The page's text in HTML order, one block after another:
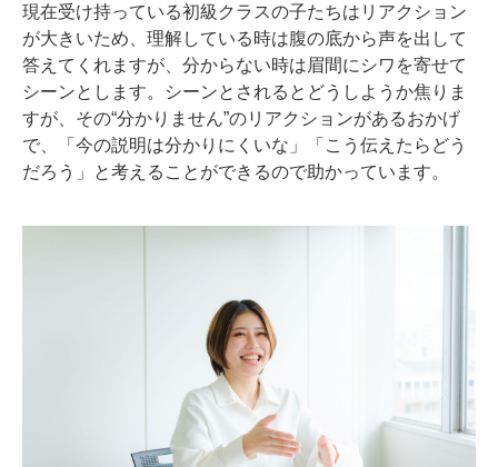
現在受け持っている初級クラスの子たちはリアクション
が大きいため、理解している時は腹の底から声を出して
答えてくれますが、分からない時は眉間にシワを寄せて
シーンとします。シーンとされるとどうしようか焦りま
すが、その“分かりません”のリアクションがあるおかげ
で、「今の説明は分かりにくいな」「こう伝えたらどう
だろう」と考えることができるので助かっています。